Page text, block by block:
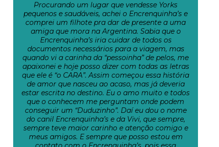
Procurando um lugar que vendesse Yorks
pequenos e saudáveis, achei o Encrenquinha’s e
comprei um filhote pra dar de presente a uma
amiga que mora na Argentina. Sabia que o
Encrenquinha’s iria cuidar de todos os
documentos necessários para a viagem, mas
quando vi a carinha da “pessoinha” de pelos, me
apaixonei e hoje posso dizer com todas as letras
que ele é “o CARA”. Assim começou essa história
de amor que nasceu ao acaso, mas já deveria
estar escrita no destino. Eu o amo muito e todos
que o conhecem me perguntam onde podem
conseguir um “Duduzinho”. Daí eu dou o nome
do canil Encrenquinha’s e da Vivi, que sempre,
sempre teve maior carinho e atenção comigo e
meus amigos. E sempre que posso estou em